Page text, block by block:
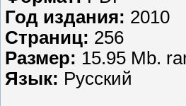
Год издания: 2010
Страниц: 256
Размер: 15.95 Mb.
Язык: Русский